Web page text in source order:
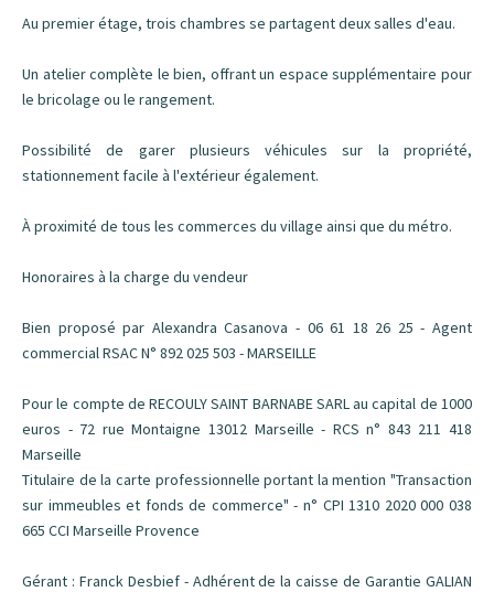
Au premier étage, trois chambres se partagent deux salles d'eau.
Un atelier complète le bien, offrant un espace supplémentaire pour
le bricolage ou le rangement.
Possibilité de garer plusieurs véhicules sur la propriété,
stationnement facile à l'extérieur également.
À proximité de tous les commerces du village ainsi que du métro.
Honoraires à la charge du vendeur
Bien proposé par Alexandra Casanova - 06 61 18 26 25 - Agent
commercial RSAC N° 892 025 503 - MARSEILLE
Pour le compte de RECOULY SAINT BARNABE SARL au capital de 1000
euros - 72 rue Montaigne 13012 Marseille - RCS n° 843 211 418
Marseille
Titulaire de la carte professionnelle portant la mention "Transaction
sur immeubles et fonds de commerce" - n° CPI 1310 2020 000 038
665 CCI Marseille Provence
Gérant : Franck Desbief - Adhérent de la caisse de Garantie GALIAN